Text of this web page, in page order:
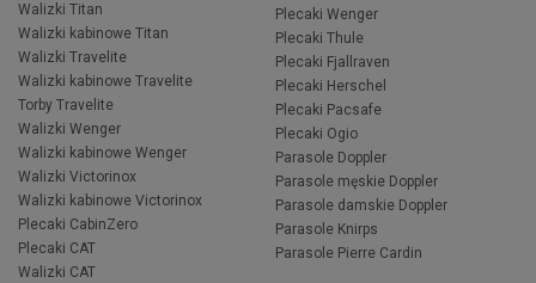
Walizki Titan
Walizki kabinowe Titan
Walizki Travelite
Walizki kabinowe Travelite
Torby Travelite
Walizki Wenger
Walizki kabinowe Wenger
Walizki Victorinox
Walizki kabinowe Victorinox
Plecaki CabinZero
Plecaki CAT
Walizki CAT
Plecaki Wenger
Plecaki Thule
Plecaki Fjallraven
Plecaki Herschel
Plecaki Pacsafe
Plecaki Ogio
Parasole Doppler
Parasole męskie Doppler
Parasole damskie Doppler
Parasole Knirps
Parasole Pierre Cardin